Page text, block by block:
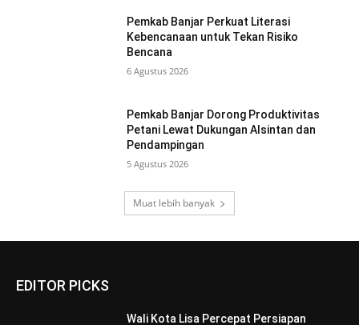
Pemkab Banjar Perkuat Literasi
Kebencanaan untuk Tekan Risiko
Bencana
6 Agustus 2026
Pemkab Banjar Dorong Produktivitas
Petani Lewat Dukungan Alsintan dan
Pendampingan
5 Agustus 2026
Muat lebih banyak
EDITOR PICKS
Wali Kota Lisa Percepat Persiapan